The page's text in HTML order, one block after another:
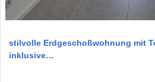
stilvolle Erdgeschoßwohnung mit
inklusive…